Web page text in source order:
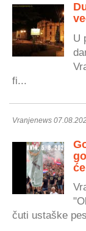
U
fi...
Vranjenews
čuti ustaške